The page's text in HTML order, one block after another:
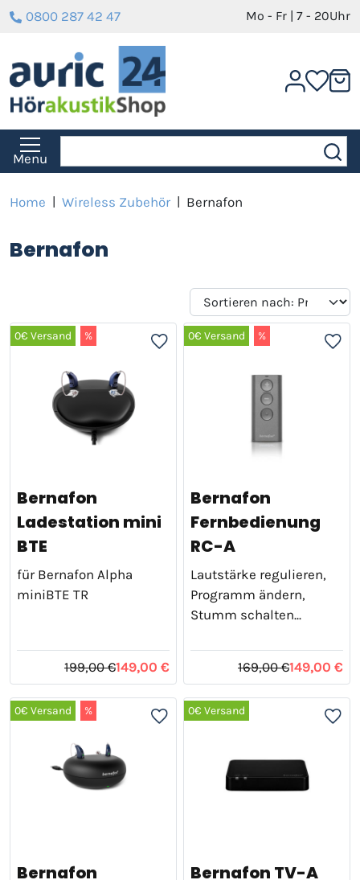
0800 287 42 47 Mo - Fr | 7 - 20Uhr
Menu
Home | Wireless Zubehör | Bernafon
Bernafon
0€ Versand %
Bernafon
Ladestation mini
BTE
für Bernafon Alpha
miniBTE TR
199,00 €149,00 €
0€ Versand %
Bernafon
Fernbedienung
RC-A
Lautstärke regulieren,
Programm ändern,
Stumm schalten...
169,00 €149,00 €
0€ Versand %
Bernafon
0€ Versand
Bernafon TV-A